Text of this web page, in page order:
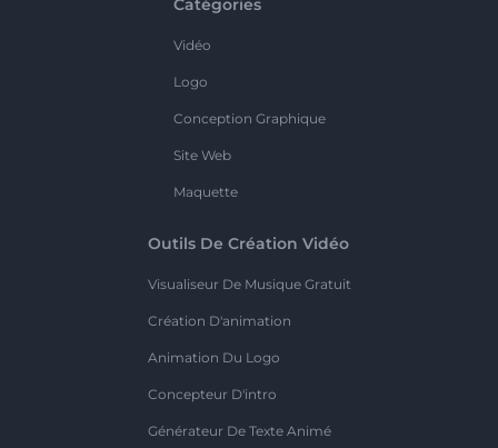
Catégories
Vidéo
Logo
Conception Graphique
Site Web
Maquette
Outils De Création Vidéo
Visualiseur De Musique Gratuit
Création D'animation
Animation Du Logo
Concepteur D'intro
Générateur De Texte Animé